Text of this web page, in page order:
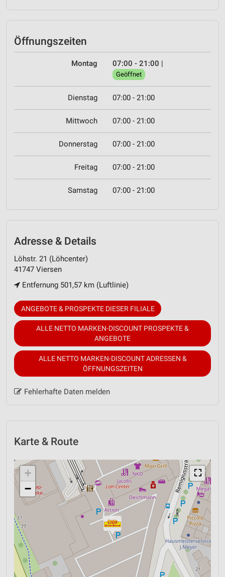
Öffnungszeiten
Montag 07:00 - 21:00 |
Geöffnet
Dienstag 07:00 - 21:00
Mittwoch 07:00 - 21:00
Donnerstag 07:00 - 21:00
Freitag 07:00 - 21:00
Samstag 07:00 - 21:00
Adresse & Details
Löhstr. 21 (Löhcenter)
41747 Viersen
Entfernung 501,57 km (Luftlinie)
ANGEBOTE & PROSPEKTE DIESER FILIALE
ALLE NETTO MARKEN-DISCOUNT PROSPEKTE &
ANGEBOTE
ALLE NETTO MARKEN-DISCOUNT ADRESSEN &
ÖFFNUNGSZEITEN
Fehlerhafte Daten melden
Karte & Route
⛶
+
−